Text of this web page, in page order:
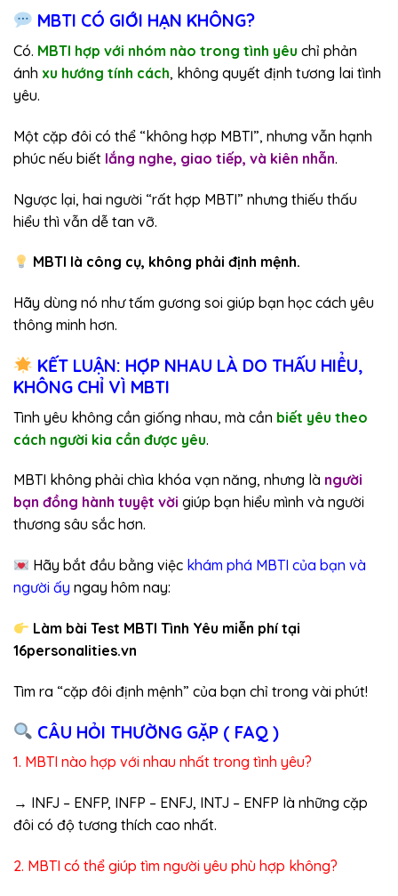
MBTI CÓ GIỚI HẠN KHÔNG?
Có. MBTI hợp với nhóm nào trong tình yêu chỉ phản
ánh xu hướng tính cách, không quyết định tương lai tình
yêu.
Một cặp đôi có thể “không hợp MBTI”, nhưng vẫn hạnh
phúc nếu biết lắng nghe, giao tiếp, và kiên nhẫn.
Ngược lại, hai người “rất hợp MBTI” nhưng thiếu thấu
hiểu thì vẫn dễ tan vỡ.
MBTI là công cụ, không phải định mệnh.
Hãy dùng nó như tấm gương soi giúp bạn học cách yêu
thông minh hơn.
KẾT LUẬN: HỢP NHAU LÀ DO THẤU HIỂU,
KHÔNG CHỈ VÌ MBTI
Tình yêu không cần giống nhau, mà cần biết yêu theo
cách người kia cần được yêu.
MBTI không phải chìa khóa vạn năng, nhưng là người
bạn đồng hành tuyệt vời giúp bạn hiểu mình và người
thương sâu sắc hơn.
Hãy bắt đầu bằng việc khám phá MBTI của bạn và
người ấy ngay hôm nay:
Làm bài Test MBTI Tình Yêu miễn phí tại
16personalities.vn
Tìm ra “cặp đôi định mệnh” của bạn chỉ trong vài phút!
CÂU HỎI THƯỜNG GẶP ( FAQ )
1. MBTI nào hợp với nhau nhất trong tình yêu?
→ INFJ – ENFP, INFP – ENFJ, INTJ – ENFP là những cặp
đôi có độ tương thích cao nhất.
2. MBTI có thể giúp tìm người yêu phù hợp không?